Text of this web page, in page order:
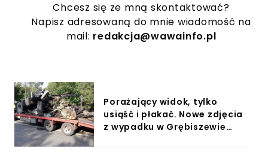
Chcesz się ze mną skontaktować?
Napisz adresowaną do mnie wiadomość na
mail: redakcja@wawainfo.pl
Porażający widok, tylko
usiąść i płakać. Nowe zdjęcia
z wypadku w Grębiszewie